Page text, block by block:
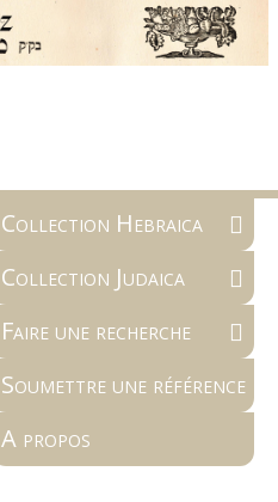
Collection Hebraica
Collection Judaica
Faire une recherche
Soumettre une référence
A propos